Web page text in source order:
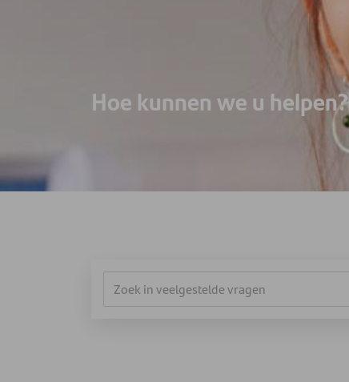
Hoe kunnen we u helpen?